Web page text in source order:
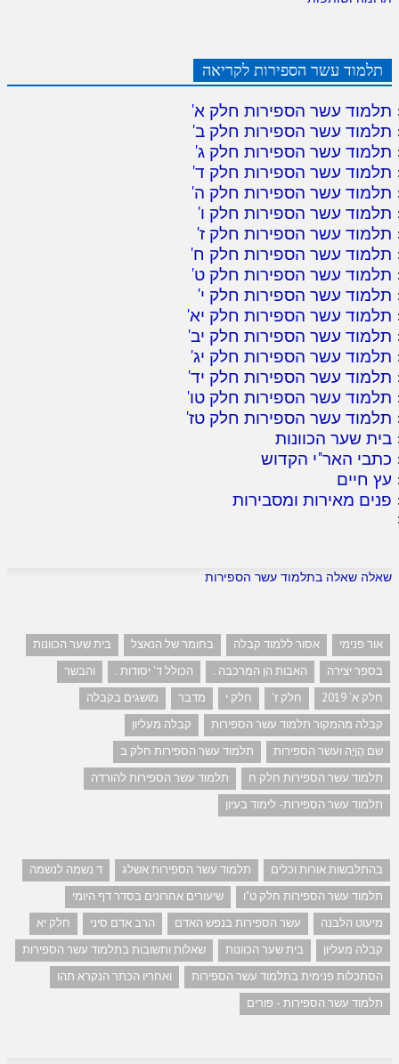
תלמוד עשר הספירות לקריאה
תלמוד עשר הספירות חלק א'
תלמוד עשר הספירות חלק ב'
תלמוד עשר הספירות חלק ג'
תלמוד עשר הספירות חלק ד'
תלמוד עשר הספירות חלק ה'
תלמוד עשר הספירות חלק ו'
תלמוד עשר הספירות חלק ז'
תלמוד עשר הספירות חלק ח'
תלמוד עשר הספירות חלק ט'
תלמוד עשר הספירות חלק י'
תלמוד עשר הספירות חלק יא'
תלמוד עשר הספירות חלק יב'
תלמוד עשר הספירות חלק יג'
תלמוד עשר הספירות חלק יד'
תלמוד עשר הספירות חלק טו'
תלמוד עשר הספירות חלק טז'
בית שער הכוונות
כתבי האר"י הקדוש
עץ חיים
פנים מאירות ומסבירות
שאלה שאלה בתלמוד עשר הספירות
אור פנימי אסור ללמוד קבלה בחומר של הנאצל
בית שער הכוונות
בספר יצירה
האבות הן המרכבה . הכולל ד' יסודות .
והבשר
חלק א' 2019
חלק ז' חלק י מדבר
מושגים בקבלה
קבלה מהמקור תלמוד עשר הספירות
קבלה מעליון
שם הֲוָיָה ועשר הספירות
תלמוד עשר הספירות חלק ב
תלמוד עשר הספירות חלק ח
תלמוד עשר הספירות להורדה
תלמוד עשר הספירות- לימוד בעיון
בהתלבשות אורות וכלים תלמוד עשר הספירות אשלג
ד נשמה לנשמה
תלמוד עשר הספירות חלק ט"ו
שיעורים אחרונים בסדר דף היומי
מיעוט הלבנה
עשר הספירות בנפש האדם הרב אדם סיני
חלק יא
קבלה מעליון
בית שער הכוונות
שאלות ותשובות בתלמוד עשר הספירות
הסתכלות פנימית בתלמוד עשר הספירות
ואחריו הכתר הנקרא תהו
תלמוד עשר הספירות - פורים